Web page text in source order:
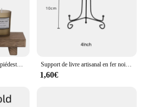
Support de livre artisanal en fer noir, piédestal photo, bol, plaque de cadre photo, présentoir T1, supports de rangement, bricolage, 1 pièce
1,60€